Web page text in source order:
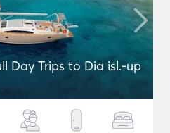
Day Trips to Dia isl.-up